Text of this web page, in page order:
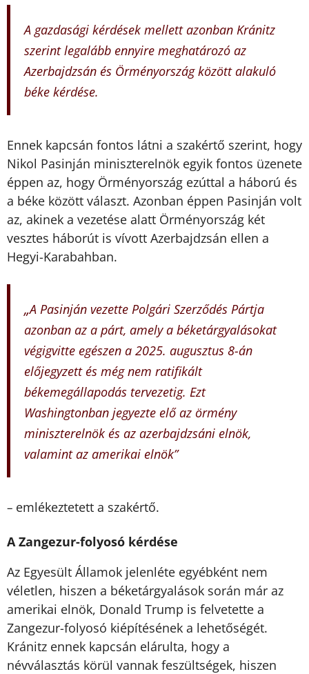
A gazdasági kérdések mellett azonban Kránitz
szerint legalább ennyire meghatározó az
Azerbajdzsán és Örményország között alakuló
béke kérdése.
Ennek kapcsán fontos látni a szakértő szerint, hogy
Nikol Pasinján miniszterelnök egyik fontos üzenete
éppen az, hogy Örményország ezúttal a háború és
a béke között választ. Azonban éppen Pasinján volt
az, akinek a vezetése alatt Örményország két
vesztes háborút is vívott Azerbajdzsán ellen a
Hegyi-Karabahban.
„A Pasinján vezette Polgári Szerződés Pártja
azonban az a párt, amely a béketárgyalásokat
végigvitte egészen a 2025. augusztus 8-án
előjegyzett és még nem ratifikált
békemegállapodás tervezetig. Ezt
Washingtonban jegyezte elő az örmény
miniszterelnök és az azerbajdzsáni elnök,
valamint az amerikai elnök”
– emlékeztetett a szakértő.
A Zangezur-folyosó kérdése
Az Egyesült Államok jelenléte egyébként nem
véletlen, hiszen a béketárgyalások során már az
amerikai elnök, Donald Trump is felvetette a
Zangezur-folyosó kiépítésének a lehetőségét.
Kránitz ennek kapcsán elárulta, hogy a
névválasztás körül vannak feszültségek, hiszen